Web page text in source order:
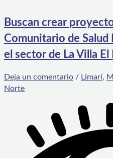
Buscan crear
Comunitario de Salud
el sector de La Villa El
Deja un comentario / Limarí,
Norte